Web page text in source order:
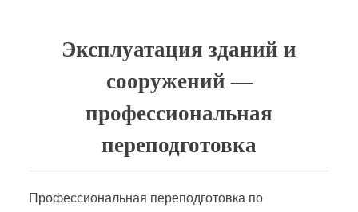
Эксплуатация зданий и
сооружений —
профессиональная
переподготовка
Профессиональная переподготовка по